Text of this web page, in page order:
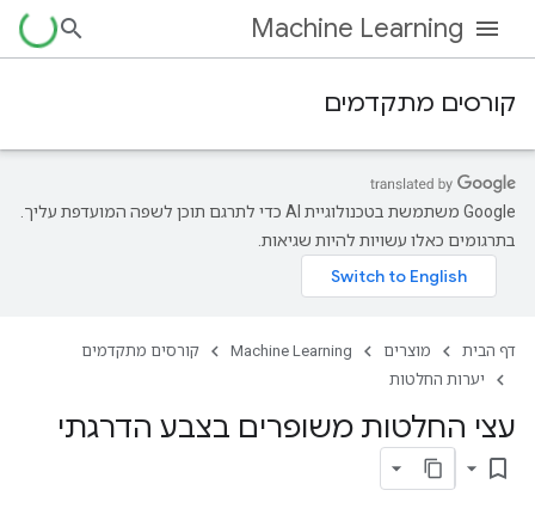
Machine Learning
קורסים מתקדמים
‫Google משתמשת בטכנולוגיית AI כדי לתרגם תוכן לשפה המועדפת עליך.
בתרגומים כאלו עשויות להיות שגיאות.
דף הבית מוצרים Machine Learning
קורסים מתקדמים
יערות החלטות
עצי החלטות משופרים בצבע הדרגתי
bookmark_border